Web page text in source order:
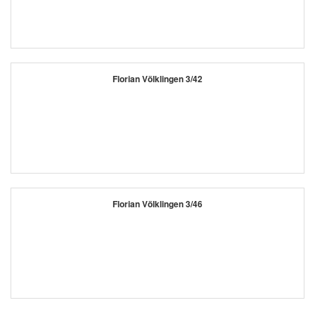
Florian Völklingen 3/42
Florian Völklingen 3/46